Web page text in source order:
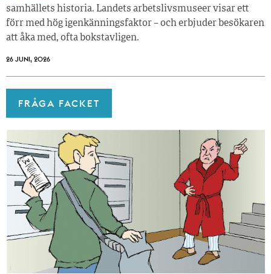
samhällets historia. Landets arbetslivsmuseer visar ett
förr med hög igenkänningsfaktor – och erbjuder besökaren
att åka med, ofta bokstavligen.
26 JUNI, 2026
FRÅGA FACKET